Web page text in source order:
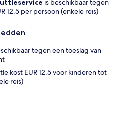
is beschikbaar tegen
12.5 per persoon (enkele reis)
tegen een toeslag van
kost EUR 12.5 voor kinderen tot
reis)